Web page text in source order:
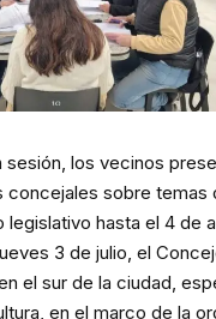
sesión, los vecinos
concejales sobre temas
legislativo hasta el 4 de
3 de julio, el
el sur de la ciudad,
en el marco de la